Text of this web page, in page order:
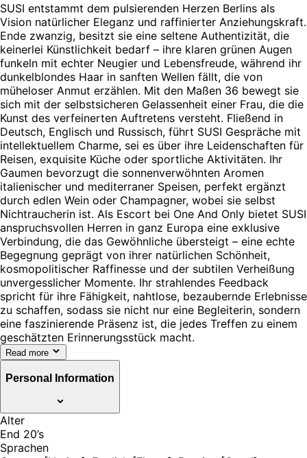
SUSI entstammt dem pulsierenden Herzen Berlins als
Vision natürlicher Eleganz und raffinierter Anziehungskraft.
Ende zwanzig, besitzt sie eine seltene Authentizität, die
keinerlei Künstlichkeit bedarf – ihre klaren grünen Augen
funkeln mit echter Neugier und Lebensfreude, während ihr
dunkelblondes Haar in sanften Wellen fällt, die von
müheloser Anmut erzählen. Mit den Maßen 36 bewegt sie
sich mit der selbstsicheren Gelassenheit einer Frau, die die
Kunst des verfeinerten Auftretens versteht. Fließend in
Deutsch, Englisch und Russisch, führt SUSI Gespräche mit
intellektuellem Charme, sei es über ihre Leidenschaften für
Reisen, exquisite Küche oder sportliche Aktivitäten. Ihr
Gaumen bevorzugt die sonnenverwöhnten Aromen
italienischer und mediterraner Speisen, perfekt ergänzt
durch edlen Wein oder Champagner, wobei sie selbst
Nichtraucherin ist. Als Escort bei One And Only bietet SUSI
anspruchsvollen Herren in ganz Europa eine exklusive
Verbindung, die das Gewöhnliche übersteigt – eine echte
Begegnung geprägt von ihrer natürlichen Schönheit,
kosmopolitischer Raffinesse und der subtilen Verheißung
unvergesslicher Momente. Ihr strahlendes Feedback
spricht für ihre Fähigkeit, nahtlose, bezaubernde Erlebnisse
zu schaffen, sodass sie nicht nur eine Begleiterin, sondern
eine faszinierende Präsenz ist, die jedes Treffen zu einem
geschätzten Erinnerungsstück macht.
Read more
Personal Information
Alter
End 20’s
Sprachen